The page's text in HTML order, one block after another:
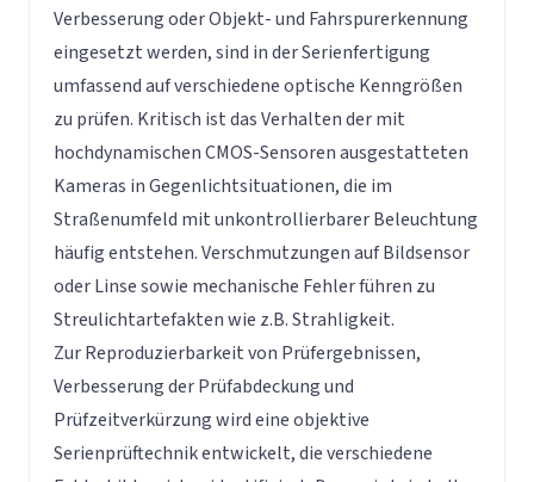
Verbesserung oder Objekt- und Fahrspurerkennung
eingesetzt werden, sind in der Serienfertigung
umfassend auf verschiedene optische Kenngrößen
zu prüfen. Kritisch ist das Verhalten der mit
hochdynamischen CMOS-Sensoren ausgestatteten
Kameras in Gegenlichtsituationen, die im
Straßenumfeld mit unkontrollierbarer Beleuchtung
häufig entstehen. Verschmutzungen auf Bildsensor
oder Linse sowie mechanische Fehler führen zu
Streulichtartefakten wie z.B. Strahligkeit.
Zur Reproduzierbarkeit von Prüfergebnissen,
Verbesserung der Prüfabdeckung und
Prüfzeitverkürzung wird eine objektive
Serienprüftechnik entwickelt, die verschiedene